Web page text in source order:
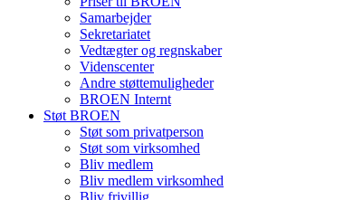
Samarbejder
Sekretariatet
Vedtægter og regnskaber
Videnscenter
Andre støttemuligheder
BROEN Internt
Støt BROEN
Støt som privatperson
Støt som virksomhed
Bliv medlem
Bliv medlem virksomhed
Bliv frivillig